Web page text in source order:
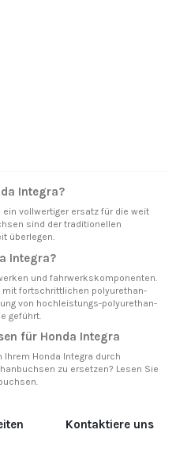
Integra?
ein vollwertiger ersatz für die weit
sind der traditionellen
überlegen.
Integra?
und fahrwerkskomponenten.
fortschrittlichen polyurethan-
von hochleistungs-polyurethan-
geführt.
für Honda Integra
Ihrem Honda Integra durch
zu ersetzen? Lesen Sie
Kontaktiere uns